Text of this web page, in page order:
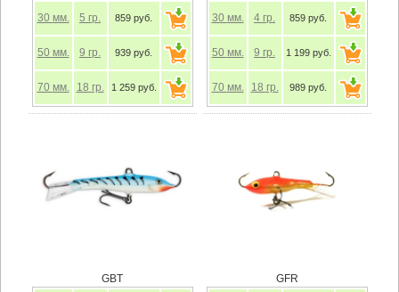
30 мм. 5 гр. 859 руб.
50 мм. 9 гр. 939 руб.
70 мм. 18 гр. 1 259 руб.
30 мм. 4 гр. 859 руб.
50 мм. 9 гр. 1 199 руб.
70 мм. 18 гр. 989 руб.
GBT GFR